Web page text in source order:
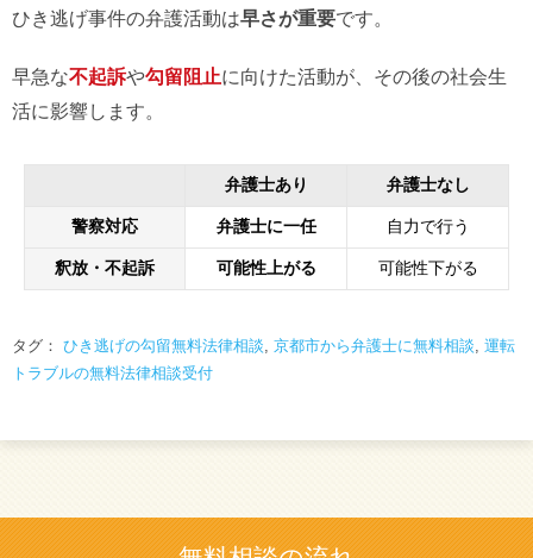
ひき逃げ事件の弁護活動は早さが重要です。
早急な不起訴や勾留阻止に向けた活動が、その後の社会生
活に影響します。
弁護士あり 弁護士なし
警察対応 弁護士に一任 自力で行う
釈放・不起訴 可能性上がる 可能性下がる
タグ： ひき逃げの勾留無料法律相談 京都市から弁護士に無料相談 運転
トラブルの無料法律相談受付